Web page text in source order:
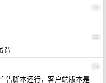
22
23
谓
24
告脚本还行，客户端版本是